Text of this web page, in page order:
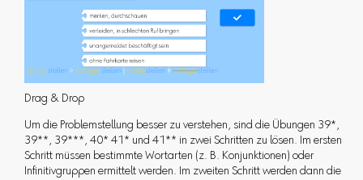
Drag & Drop
Um die Problemstellung besser zu verstehen, sind die Übungen 39*,
39**, 39***, 40* 41* und 41** in zwei Schritten zu lösen. Im ersten
Schritt müssen bestimmte Wortarten (z. B. Konjunktionen) oder
Infinitivgruppen ermittelt werden. Im zweiten Schritt werden dann die